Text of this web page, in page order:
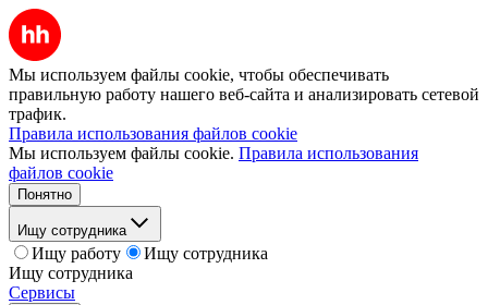
Мы используем файлы cookie, чтобы обеспечивать
правильную работу нашего веб-сайта и анализировать сетевой
трафик.
Правила использования файлов cookie
Мы используем файлы cookie. Правила использования
файлов cookie
Понятно
Ищу сотрудника
Ищу работу
Ищу сотрудника
Ищу сотрудника
Сервисы